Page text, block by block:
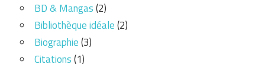
BD & Mangas(2)
Bibliothèque idéale(2)
Biographie(3)
Citations(1)